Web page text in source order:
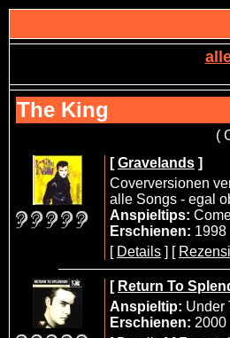
The King
(
[Gravelands ]
Coverversionen
alle Songs - egal
Anspieltips:
Erschienen: 1998
[ Details ] [
[ Return To
Anspieltip: Under
Erschienen: 2000